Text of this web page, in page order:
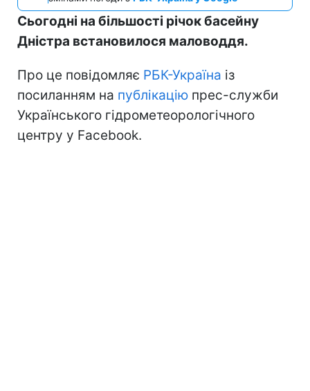
Сьогодні на більшості річок басейну
Дністра встановилося маловоддя.
Про це повідомляє РБК-Україна із
посиланням на публікацію прес-служби
Українського гідрометеорологічного
центру у Facebook.